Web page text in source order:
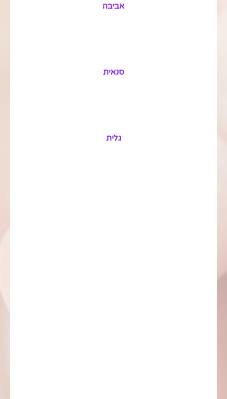
אביבה
סנאית
גלית